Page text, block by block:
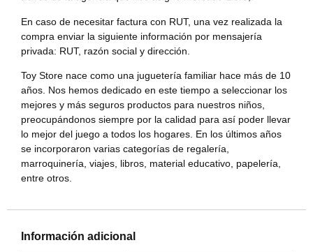
En caso de necesitar factura con RUT, una vez realizada la
compra enviar la siguiente información por mensajería
privada: RUT, razón social y dirección.
Toy Store nace como una juguetería familiar hace más de 10
años. Nos hemos dedicado en este tiempo a seleccionar los
mejores y más seguros productos para nuestros niños,
preocupándonos siempre por la calidad para así poder llevar
lo mejor del juego a todos los hogares. En los últimos años
se incorporaron varias categorías de regalería,
marroquinería, viajes, libros, material educativo, papelería,
entre otros.
Información adicional